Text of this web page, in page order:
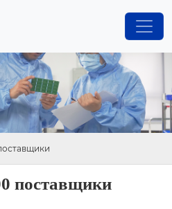
поставщики